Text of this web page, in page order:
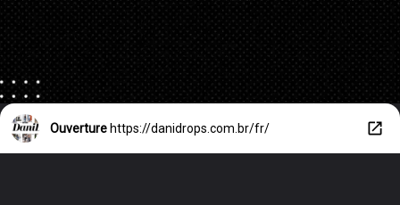
Ouverture https://danidrops.com.br/fr/